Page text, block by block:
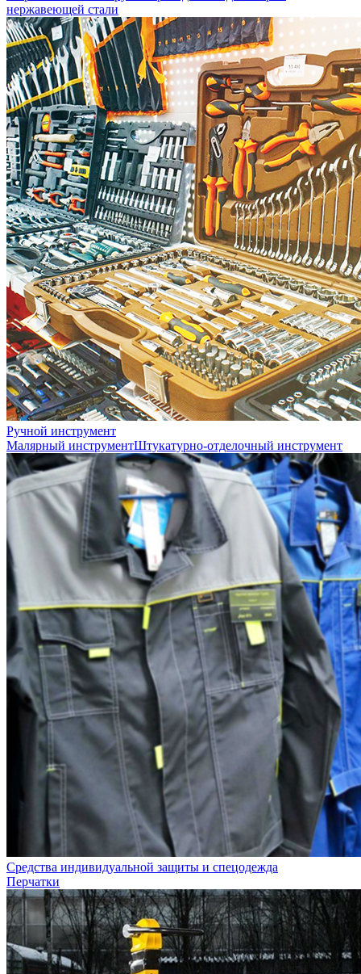
нержавеющей стали
Ручной инструмент
Малярный инструментШтукатурно-отделочный инструмент
Средства индивидуальной защиты и спецодежда
Перчатки